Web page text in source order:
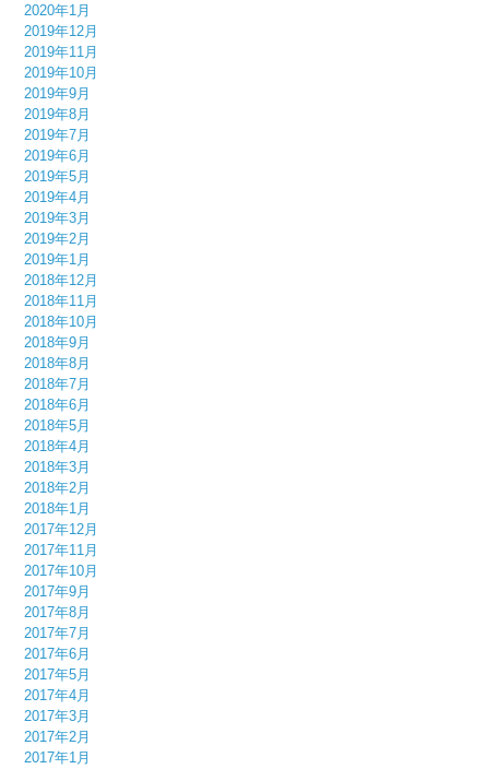
2020年1月
2019年12月
2019年11月
2019年10月
2019年9月
2019年8月
2019年7月
2019年6月
2019年5月
2019年4月
2019年3月
2019年2月
2019年1月
2018年12月
2018年11月
2018年10月
2018年9月
2018年8月
2018年7月
2018年6月
2018年5月
2018年4月
2018年3月
2018年2月
2018年1月
2017年12月
2017年11月
2017年10月
2017年9月
2017年8月
2017年7月
2017年6月
2017年5月
2017年4月
2017年3月
2017年2月
2017年1月